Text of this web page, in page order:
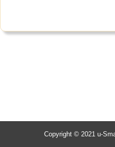
Copyright © 2021 u-